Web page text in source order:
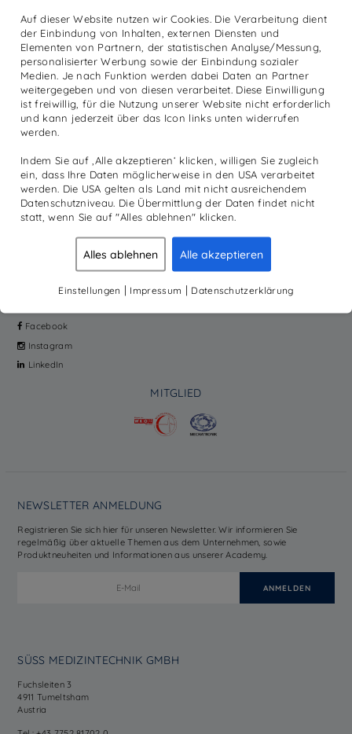
€1.380,00 inkl. MwSt.
IN DEN WARENKORB
Reha
Diagnostik
Sport
Produkte
Galileo Vibrationstraining
Academy
News
Kundenmagazine
Unternehmen
Jobs
Facebook
Instagram
LinkedIn
MITGLIED
NEWSLETTER ANMELDUNG
Registrieren Sie sich hier für unseren Newsletter. Wir informieren Sie
regelmäßig über aktuelle Themen aus dem Unternehmen, sowie
Produktneuheiten und Informationen aus unserer Academy.
SÜSS MEDIZINTECHNIK GMBH
Fuchsleiten 3
4911 Tumeltsham
Austria
Auf dieser Website nutzen wir Cookies. Die Verarbeitung dient
der Einbindung von Inhalten, externen Diensten und
Elementen von Partnern, der statistischen Analyse/Messung,
personalisierter Werbung sowie der Einbindung sozialer
Medien. Je nach Funktion werden dabei Daten an Partner
weitergegeben und von diesen verarbeitet. Diese Einwilligung
ist freiwillig, für die Nutzung unserer Website nicht erforderlich
und kann jederzeit über das Icon links unten widerrufen
werden.
Indem Sie auf ‚Alle akzeptieren‘ klicken, willigen Sie zugleich
ein, dass Ihre Daten möglicherweise in den USA verarbeitet
werden. Die USA gelten als Land mit nicht ausreichendem
Datenschutzniveau. Die Übermittlung der Daten findet nicht
statt, wenn Sie auf "Alles ablehnen" klicken.
Alles ablehnen Alle akzeptieren
Einstellungen | Impressum | Datenschutzerklärung